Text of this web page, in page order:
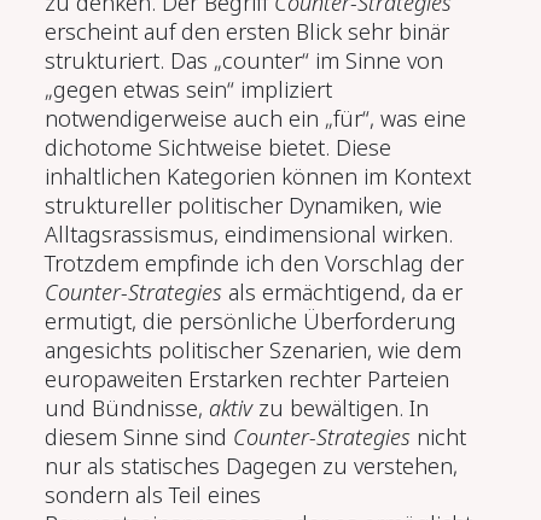
erscheint auf den ersten Blick sehr binär
strukturiert. Das „counter“ im Sinne von
„gegen etwas sein“ impliziert
notwendigerweise auch ein „für“, was eine
dichotome Sichtweise bietet. Diese
inhaltlichen Kategorien können im Kontext
struktureller politischer Dynamiken, wie
Alltagsrassismus, eindimensional wirken.
Trotzdem empfinde ich den Vorschlag der
Counter-Strategies als ermächtigend, da er
ermutigt, die persönliche Überforderung
angesichts politischer Szenarien, wie dem
europaweiten Erstarken rechter Parteien
und Bündnisse, aktivzu bewältigen. In
diesem Sinne sind Counter-Strategies nicht
nur als statisches Dagegen zu verstehen,
sondern als Teil eines